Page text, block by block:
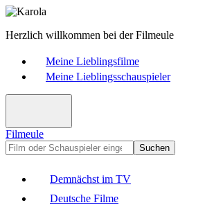
Herzlich willkommen bei der Filmeule
Meine Lieblingsfilme
Meine Lieblingsschauspieler
Filmeule
Suchen
Demnächst im TV
Deutsche Filme